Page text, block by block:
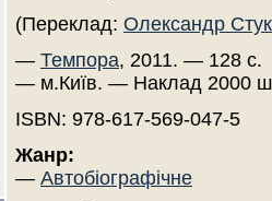
(Переклад: Олександр
— Темпора, 2011. — 128 с.
— м.Київ. — Наклад 2000
ISBN: 978-617-569-047-5
Жанр:
— Автобіографічне